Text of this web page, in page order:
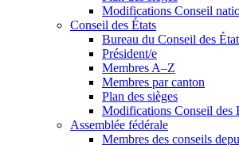
Modifications Conseil
Conseil des États
Bureau du Conseil des
Président/e
Membres A–Z
Membres par canton
Plan des sièges
Modifications Conseil des
Assemblée fédérale
Membres des conseils